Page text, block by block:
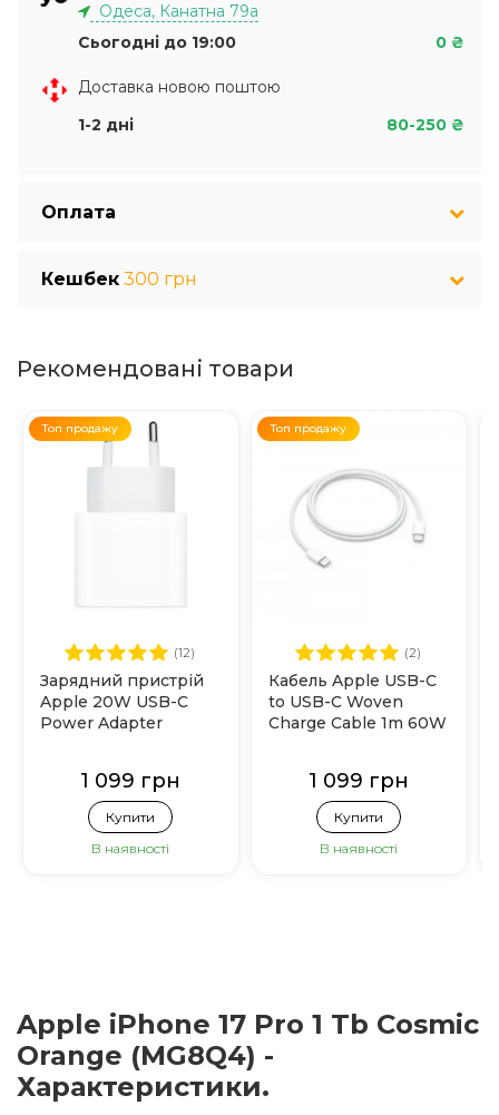
Одеса, Канатна 79а
Сьогодні до 19:00
0 ₴
Доставка новою поштою
1-2 дні
80-250 ₴
Оплата
Кешбек 300 грн
Рекомендовані товари
Топ продажу
(12)
Зарядний пристрій
Apple 20W USB-C
Power Adapter
1 099 грн
Купити
В наявності
Топ продажу
(2)
Кабель Apple USB-C
to USB-C Woven
Charge Cable 1m 60W
1 099 грн
Купити
В наявності
Apple iPhone 17 Pro 1 Tb Cosmic
Orange (MG8Q4) -
Характеристики.